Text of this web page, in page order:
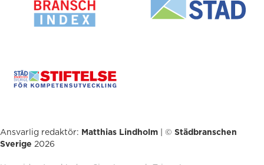
Ansvarlig redaktör: Matthias Lindholm | © Städbranschen
Sverige 2026